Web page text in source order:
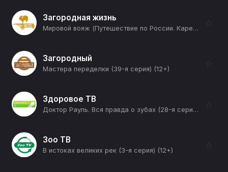
Загородная жизнь
Мировой вояж (Путешествие по России. Карелия. Петрозаводск) (12+)
☆
Загородный
Мастера переделки (39-я серия) (12+)
☆
Здоровое ТВ
Доктор Рауль. Вся правда о зубах (28-я серия) (12+)
☆
Зоо ТВ
B истоках великих рек (3-я серия) (12+)
☆